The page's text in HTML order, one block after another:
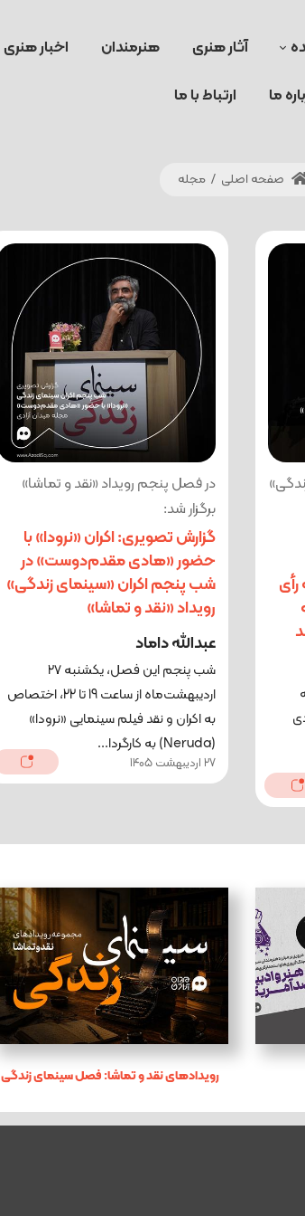
آثار هنری هنرمندان اخبار هنری
ما ارتباط با ما
صفحه اصلی / مجله
در فصل پنجم رویداد «نقد و تماشا»
برگزار شد:
گزارش تصویری: اکران «نرودا» با
حضور «هادی مقدم‌دوست» در
شب پنجم اکران «سینمای زندگی»
رویداد «نقد و تماشا»
عبدالله داماد
شب پنجم این فصل، یکشنبه ۲۷
اردیبهشت‌ماه از ساعت 19 تا 22، اختصاص
به اکران و نقد فیلم سینمایی «نرودا»
(Neruda) به کارگردا...
27 اردیبهشت 1405
رویدادهای نقد و تماشا: فصل سینمای زندگی